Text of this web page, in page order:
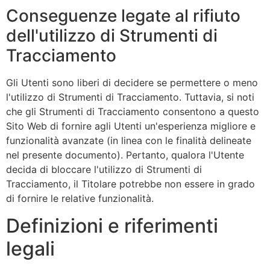
Conseguenze legate al rifiuto
dell'utilizzo di Strumenti di
Tracciamento
Gli Utenti sono liberi di decidere se permettere o meno
l'utilizzo di Strumenti di Tracciamento. Tuttavia, si noti
che gli Strumenti di Tracciamento consentono a questo
Sito Web di fornire agli Utenti un'esperienza migliore e
funzionalità avanzate (in linea con le finalità delineate
nel presente documento). Pertanto, qualora l'Utente
decida di bloccare l'utilizzo di Strumenti di
Tracciamento, il Titolare potrebbe non essere in grado
di fornire le relative funzionalità.
Definizioni e riferimenti
legali